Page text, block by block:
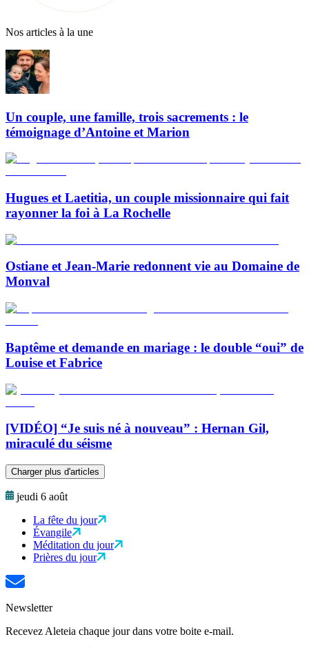
Nos articles à la une
Un couple, une famille, trois sacrements : le
témoignage d’Antoine et Marion
Hugues et Laetitia, un couple missionnaire qui fait
rayonner la foi à La Rochelle
Ostiane et Jean-Marie redonnent vie au Domaine de
Monval
Baptême et demande en mariage : le double “oui” de
Louise et Fabrice
[VIDÉO] “Je suis né à nouveau” : Hernan Gil,
miraculé du séisme
Charger plus d'articles
jeudi 6 août
La fête du jour
Évangile
Méditation du jour
Prières du jour
Newsletter
Recevez Aleteia chaque jour dans votre boite e-mail.